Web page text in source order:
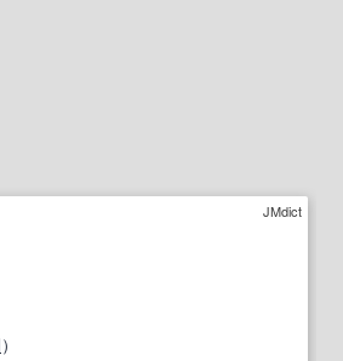
JMdict
）